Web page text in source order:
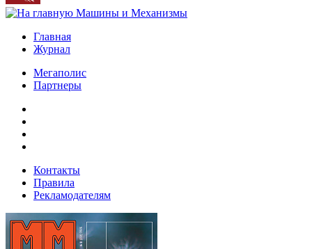
Главная
Журнал
Мегаполис
Партнеры
Контакты
Правила
Рекламодателям